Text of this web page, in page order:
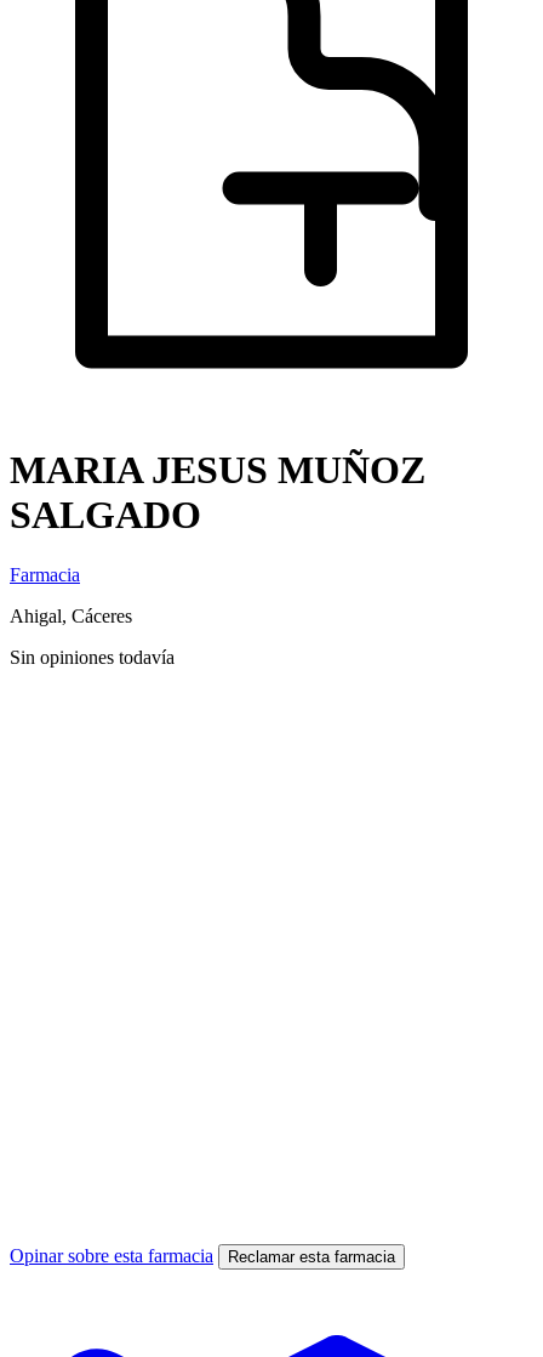
MARIA JESUS MUÑOZ
SALGADO
Farmacia
Ahigal, Cáceres
Sin opiniones todavía
Opinar sobre esta farmacia Reclamar esta farmacia